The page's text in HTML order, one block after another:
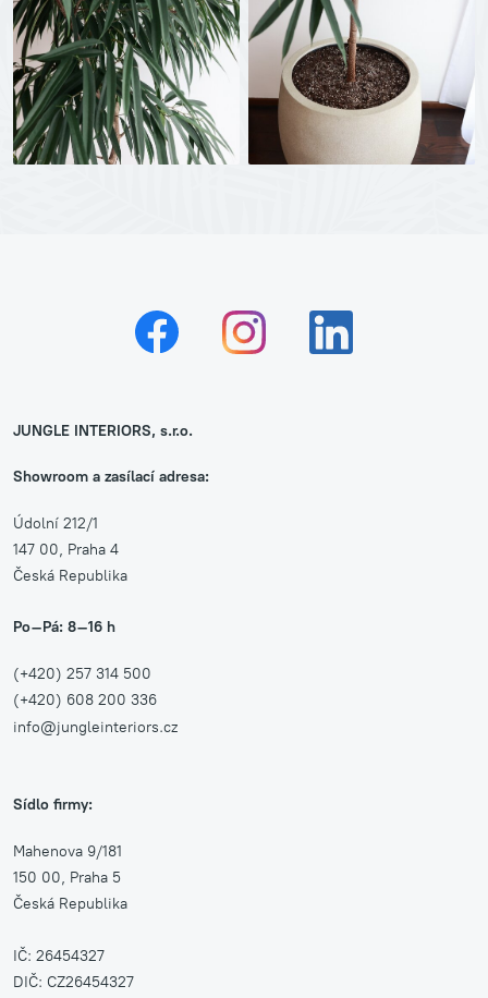
JUNGLE INTERIORS, s.r.o.
Showroom a zasílací adresa:
Údolní 212/1
147 00, Praha 4
Česká Republika
Po–Pá: 8–16 h
(+420) 257 314 500
(+420) 608 200 336
info@jungleinteriors.cz
Sídlo firmy:
Mahenova 9/181
150 00, Praha 5
Česká Republika
IČ: 26454327
DIČ: CZ26454327